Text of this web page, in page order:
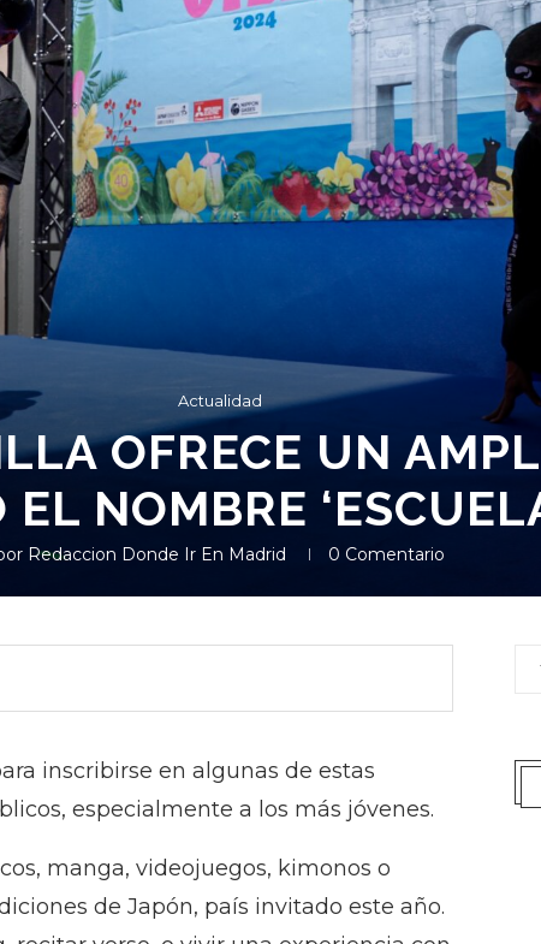
Actualidad
OFRECE UN
NOMBRE
Redaccion Donde Ir En Madrid 0 Comentario
inscribirse en algunas de estas
especialmente a los más jóvenes.
manga, videojuegos, kimonos o
de Japón, país invitado este año.